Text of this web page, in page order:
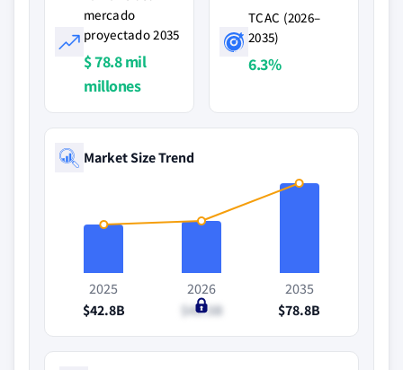
mercado
proyectado 2035
$ 78.8 mil
millones
TCAC (2026–
2035)
6.3%
Market Size Trend
2025
$42.8B
2026
$45.5B
2035
$78.8B